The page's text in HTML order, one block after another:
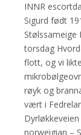
INNR
Sigurd født
torsdag
flott, og vi
røyk og
vært i
norweigian –